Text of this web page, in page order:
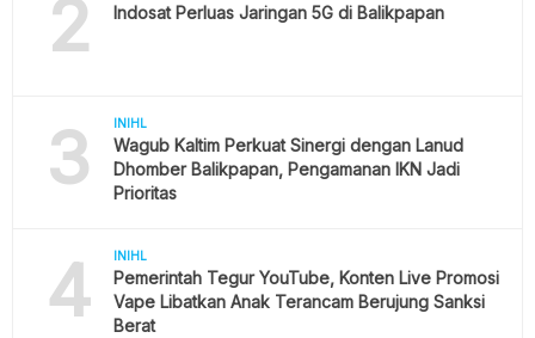
2 Indosat Perluas Jaringan 5G di Balikpapan
3 INIHL
Wagub Kaltim Perkuat Sinergi dengan Lanud
Dhomber Balikpapan, Pengamanan IKN Jadi
Prioritas
4 INIHL
Pemerintah Tegur YouTube, Konten Live Promosi
Vape Libatkan Anak Terancam Berujung Sanksi
Berat